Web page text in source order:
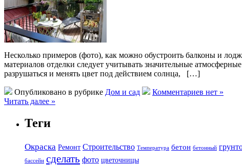
Несколько примеров (фото), как можно обустроить балконы и
материалов отделки следует учитывать значительные
разрушаться и менять цвет под действием солнца, […]
Опубликовано в рубрике Дом и сад
Комментариев нет »
Читать далее »
Теги
Окраска Ремонт Строительство Температура бетон бетонный
бассейн сделать фото цветочницы